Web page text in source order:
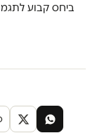
ביחס קבוע